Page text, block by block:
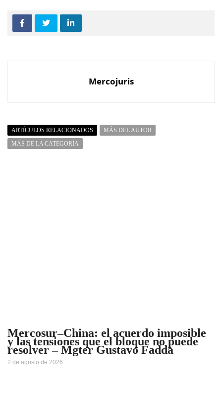
Mercojuris
ARTÍCULOS RELACIONADOS
MÁS DEL AUTOR
MÁS DE LA CATEGORÍA
Mercosur–China: el acuerdo imposible
y las tensiones que el bloque no puede
resolver – Mgter Gustavo Fadda
2 de agosto de 2026